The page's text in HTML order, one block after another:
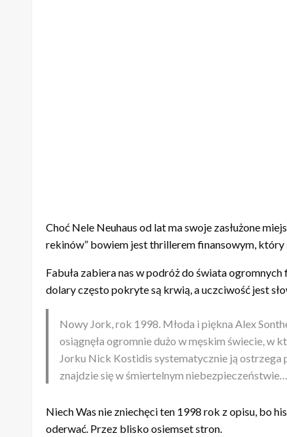
Choć Nele Neuhaus od lat ma swoje zasłużone
rekinów” bowiem jest thrillerem finansowym, który
Fabuła zabiera nas w podróż do świata
dolary często pokryte są krwią, a uczciwość jest
Nowy Jork, rok 1998. Młoda i piękna Alex
osiągnęła ogromnie dużo w męskim świecie,
Jorku Nick Kostidis systematycznie ją
znajdzie się w śmiertelnym niebezpieczeństwie…
Niech Was nie zniechęci ten 1998 rok z opisu, bo
oderwać. Przez blisko osiemset stron.